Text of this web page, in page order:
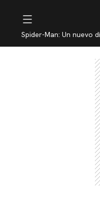
Spider-Man: Un nuevo